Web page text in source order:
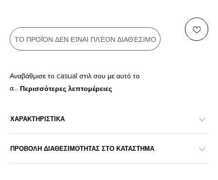
ΤΟ ΠΡΟΪΌΝ ΔΕΝ ΕΊΝΑΙ ΠΛΈΟΝ ΔΙΑΘΈΣΙΜΟ
Αναβάθμισε το casual στιλ σου με αυτό το
α... Περισσότερες λεπτομέρειες
ΧΑΡΑΚΤΗΡΙΣΤΙΚΑ
ΠΡΟΒΟΛΗ ΔΙΑΘΕΣΙΜΟΤΗΤΑΣ ΣΤΟ ΚΑΤΑΣΤΗΜΑ